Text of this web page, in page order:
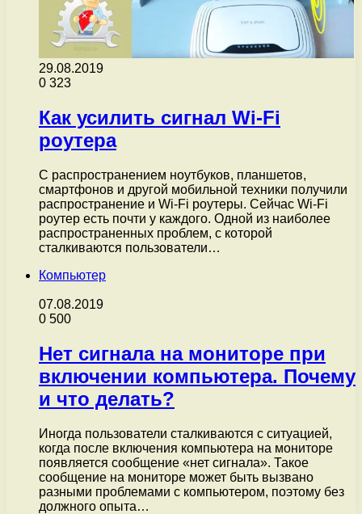
29.08.2019
0 323
Как усилить сигнал Wi-Fi
роутера
С распространением ноутбуков, планшетов,
смартфонов и другой мобильной техники получили
распространение и Wi-Fi роутеры. Сейчас Wi-Fi
роутер есть почти у каждого. Одной из наиболее
распространенных проблем, с которой
сталкиваются пользователи…
Компьютер
07.08.2019
0 500
Нет сигнала на мониторе при
включении компьютера. Почему
и что делать?
Иногда пользователи сталкиваются с ситуацией,
когда после включения компьютера на мониторе
появляется сообщение «нет сигнала». Такое
сообщение на мониторе может быть вызвано
разными проблемами с компьютером, поэтому без
должного опыта…